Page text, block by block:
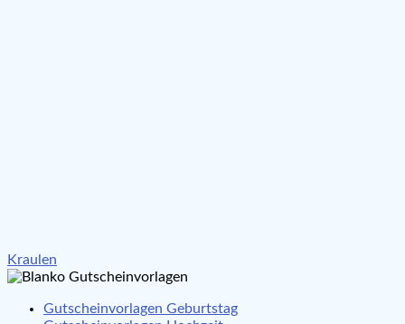
Beitragsnavigation
Kraulen
Gutscheinvorlagen Geburtstag